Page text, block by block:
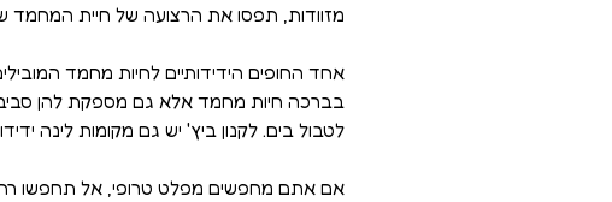
מזוודות, תפסו את הרצועה של חיית
בברכה חיות מחמד אלא גם מספקת להן סביבה
לטבול בים. לקנון ביץ' יש גם מקומות לינה
אם אתם מחפשים מפלט טרופי, אל תחפשו